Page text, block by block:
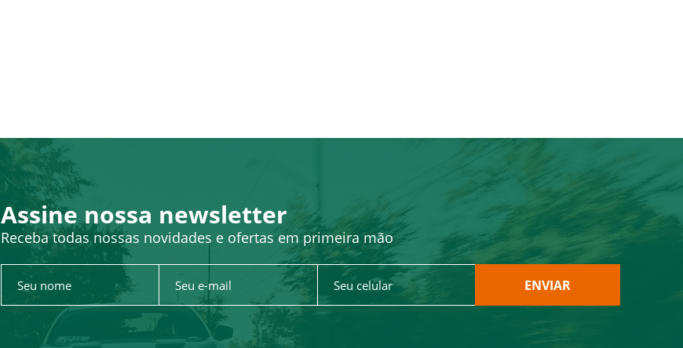
Assine nossa newsletter
Receba todas nossas novidades e ofertas em primeira mão
ENVIAR